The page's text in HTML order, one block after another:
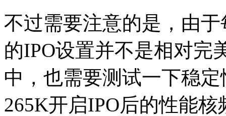
不过需要注意的是，由
的IPO设置并不是相对完
中，也需要测试一下稳
265K开启IPO后的性能